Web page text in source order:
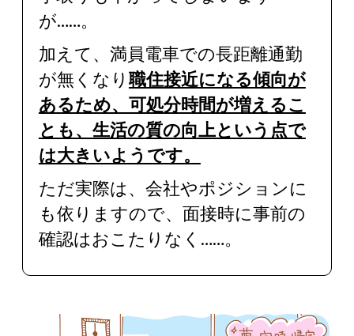
が……。
加えて、満員電車での長距離通勤
が無くなり 職住接近になる傾向が
あるため、可処分時間が増えるこ
とも、 生活の質の向上という点で
は大きいようです。
ただ実際は、 会社やポジションに
も依りますので、面接時に事前の
確認はおこたりなく……。